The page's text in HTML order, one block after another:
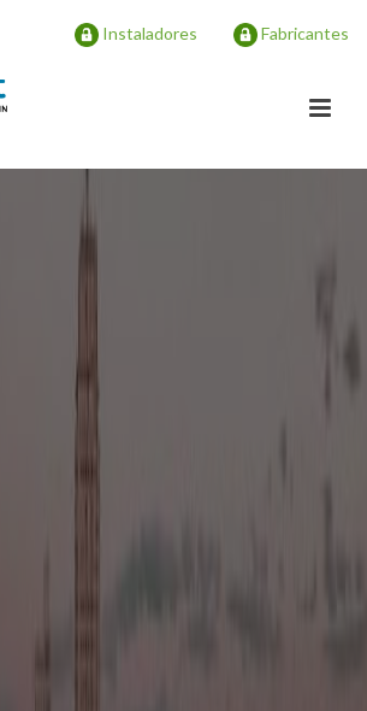
Fabricantes
Instaladores